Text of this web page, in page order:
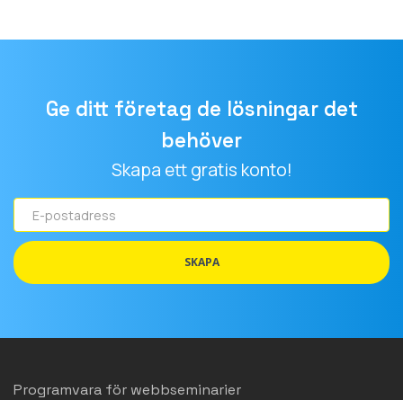
Ge ditt företag de lösningar det
behöver
Skapa ett gratis konto!
postadress
SKAPA
Programvara för webbseminarier